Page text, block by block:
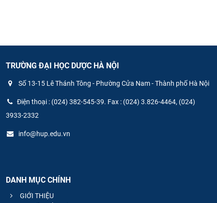
TRƯỜNG ĐẠI HỌC DƯỢC HÀ NỘI
Số 13-15 Lê Thánh Tông - Phường Cửa Nam - Thành phố Hà Nội
Điện thoại : (024) 382-545-39. Fax : (024) 3.826-4464, (024)
3933-2332
info@hup.edu.vn
DANH MỤC CHÍNH
GIỚI THIỆU